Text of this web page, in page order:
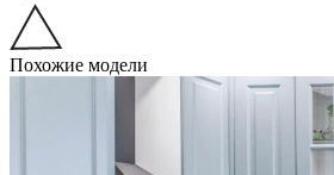
Похожие модели